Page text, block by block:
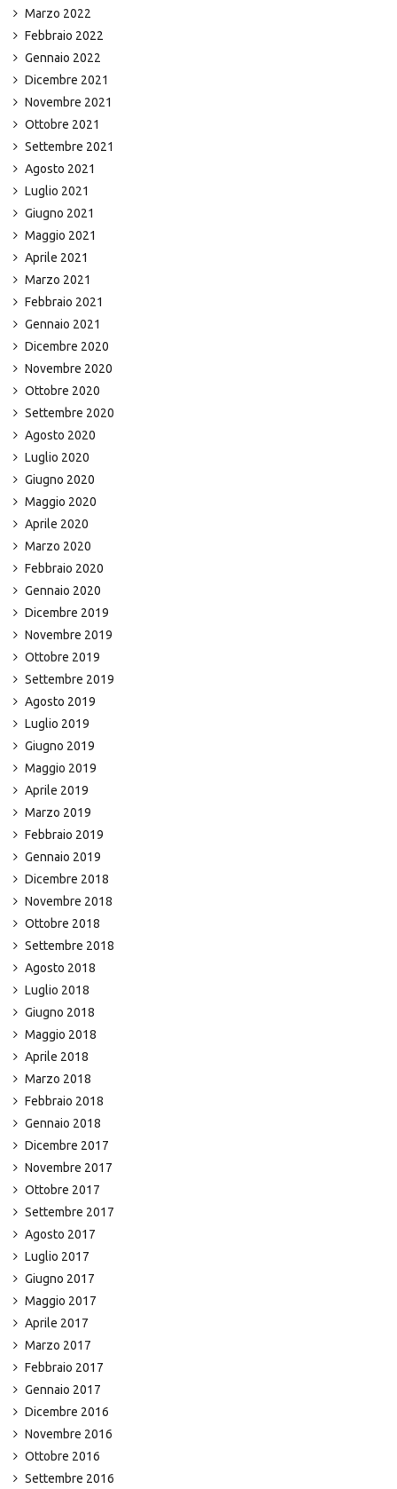
Marzo 2022
Febbraio 2022
Gennaio 2022
Dicembre 2021
Novembre 2021
Ottobre 2021
Settembre 2021
Agosto 2021
Luglio 2021
Giugno 2021
Maggio 2021
Aprile 2021
Marzo 2021
Febbraio 2021
Gennaio 2021
Dicembre 2020
Novembre 2020
Ottobre 2020
Settembre 2020
Agosto 2020
Luglio 2020
Giugno 2020
Maggio 2020
Aprile 2020
Marzo 2020
Febbraio 2020
Gennaio 2020
Dicembre 2019
Novembre 2019
Ottobre 2019
Settembre 2019
Agosto 2019
Luglio 2019
Giugno 2019
Maggio 2019
Aprile 2019
Marzo 2019
Febbraio 2019
Gennaio 2019
Dicembre 2018
Novembre 2018
Ottobre 2018
Settembre 2018
Agosto 2018
Luglio 2018
Giugno 2018
Maggio 2018
Aprile 2018
Marzo 2018
Febbraio 2018
Gennaio 2018
Dicembre 2017
Novembre 2017
Ottobre 2017
Settembre 2017
Agosto 2017
Luglio 2017
Giugno 2017
Maggio 2017
Aprile 2017
Marzo 2017
Febbraio 2017
Gennaio 2017
Dicembre 2016
Novembre 2016
Ottobre 2016
Settembre 2016